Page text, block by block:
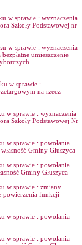
w sprawie : wyznaczenia
Szkoły Podstawowej nr
w sprawie : wyznaczenia
umieszczenie
w sprawie :
na rzecz
w sprawie : wyznaczenia
Szkoły Podstawowej Nr
w sprawie : powołania
Gminy Głuszyca
w sprawie : powołania
Gminy Głuszyca
w sprawie : zmiany
powierzenia funkcji
w sprawie : powołania
w sprawie : powołania